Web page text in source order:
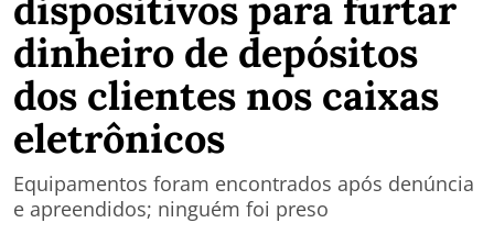
dinheiro de depósitos
dos clientes nos caixas
eletrônicos
Equipamentos foram encontrados após denúncia
e apreendidos; ninguém foi preso